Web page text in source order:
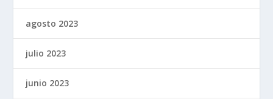
agosto 2023
julio 2023
junio 2023